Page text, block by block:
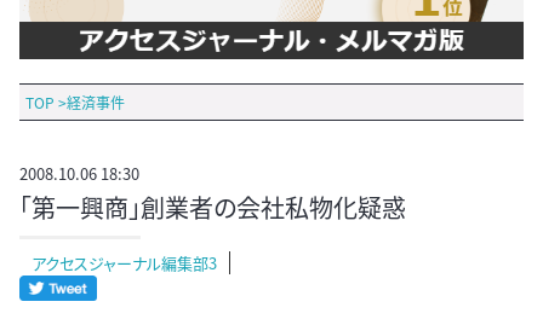
TOP >経済事件
2008.10.06 18:30
「第一興商」創業者の会社私物化疑惑
アクセスジャーナル編集部3